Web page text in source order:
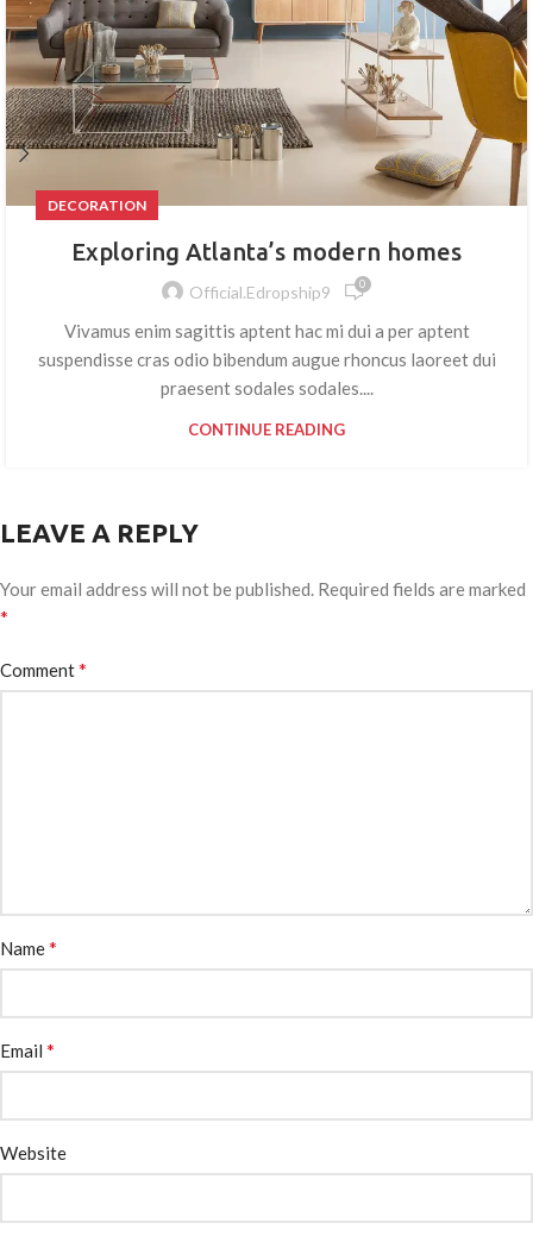
DECORATION
Exploring Atlanta’s modern homes
Official.edropship9 0
Vivamus enim sagittis aptent hac mi dui a per aptent
suspendisse cras odio bibendum augue rhoncus laoreet dui
praesent sodales sodales....
CONTINUE READING
LEAVE A REPLY
Your email address will not be published. Required fields are marked
*
Comment*
Name*
Email *
Website